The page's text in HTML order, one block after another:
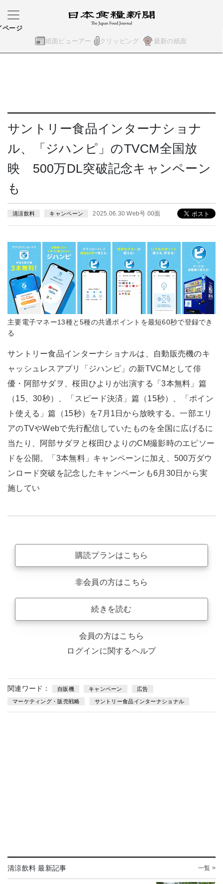
紙面ビューアー クリッピング 最新の紙面
ページ
サントリー食品インターナショナ
ル、「ジハンピ」のTVCM全国放
映 500万DL突破記念キャンペーン
も
清涼飲料 キャンペーン 2025.06.30 Web号 00面
主要電子マネー13種と5種の共通ポイントを最短60秒で登録でき
る
サントリー食品インターナショナルは、自動販売機のキ
ャッシュレスアプリ「ジハンピ」の新TVCMとして俳
優・阿部サダヲ、桜田ひよりが出演する「3本無料」篇
（15、30秒）、「スピード決済」篇（15秒）、「ポイン
ト使える」篇（15秒）を7月1日から放映する。一部エリ
アのTVやWebで先行配信していたものを全国に広げるに
当たり、阿部サダヲと桜田ひよりのCM撮影時のエピソー
ドを公開。「3本無料」キャンペーンに加え、500万ダウ
ンロード突破を記念したキャンペーンも6月30日から実
施してい
購読プランはこちら
非会員の方はこちら
続きを読む
会員の方はこちら
ログインに関するヘルプ
関連ワード： 自販機 キャンペーン 広告
マーケティング・販売戦略 サントリー食品インターナショナル
清涼飲料 最新記事 一覧 >